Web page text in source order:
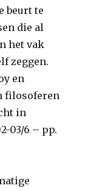
beurt te
die al
het vak
zeggen.
en
filosoferen
in
03/6 – pp.